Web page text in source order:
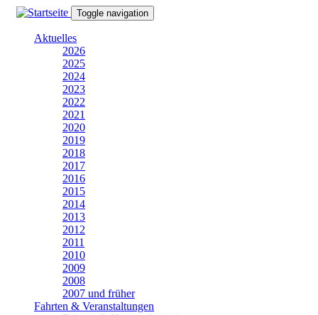
Direkt
Toggle navigation
Aktuelles
2026
2025
2024
2023
2022
2021
2020
2019
2018
2017
2016
2015
2014
2013
2012
2011
2010
2009
2008
2007 und früher
Fahrten & Veranstaltungen